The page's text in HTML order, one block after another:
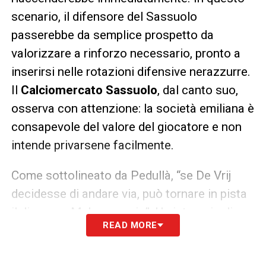
scenario, il difensore del Sassuolo
passerebbe da semplice prospetto da
valorizzare a rinforzo necessario, pronto a
inserirsi nelle rotazioni difensive nerazzurre.
Il Calciomercato Sassuolo, dal canto suo,
osserva con attenzione: la società emiliana è
consapevole del valore del giocatore e non
intende privarsene facilmente.
Come sottolineato da Pedullà, “se De Vrij
decidesse di andare via, può tornare in pista
il discorso Muharemovic”. Un intreccio di
mercato che potrebbe accendersi
READ MORE